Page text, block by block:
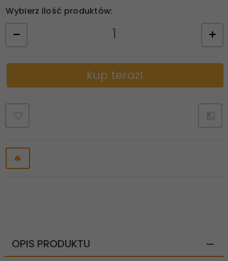
Wybierz ilość produktów:
kup teraz!
OPIS PRODUKTU